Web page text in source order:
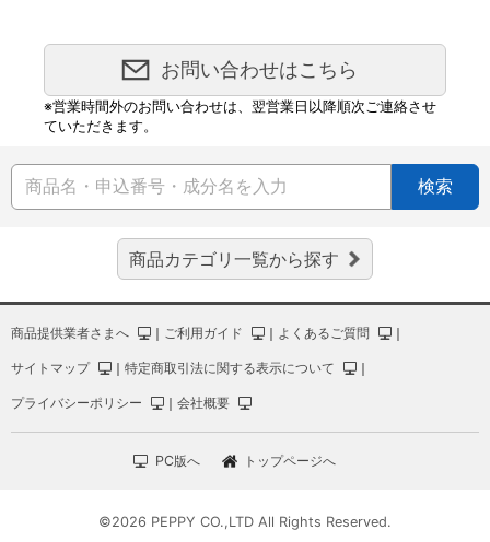
お問い合わせはこちら
※営業時間外のお問い合わせは、翌営業日以降順次ご連絡させ
ていただきます。
検索
商品カテゴリ一覧から探す
商品提供業者さまへ ｜ ご利用ガイド ｜ よくあるご質問 ｜
サイトマップ ｜ 特定商取引法に関する表示について ｜
プライバシーポリシー ｜ 会社概要
PC版へ トップページへ
©2026 PEPPY CO.,LTD All Rights Reserved.